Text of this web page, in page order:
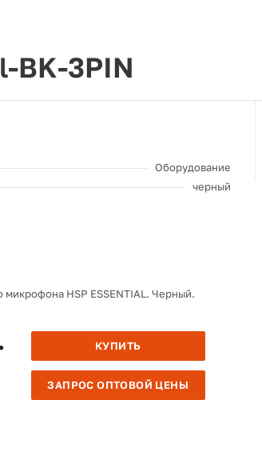
BK-3PIN
Оборудование
черный
HSP ESSENTIAL. Черный.
КУПИТЬ
ЗАПРОС ОПТОВОЙ ЦЕНЫ